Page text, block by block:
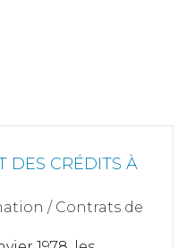
DES CRÉDITS À
/ Contrats de